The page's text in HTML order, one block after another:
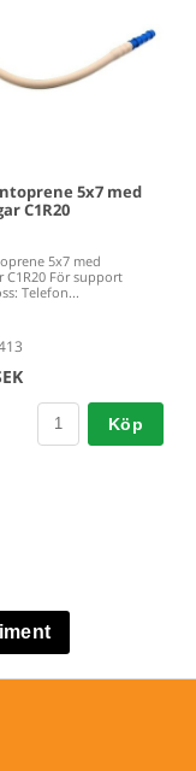
5x7 med
C1R20
5x7 med
C1R20 För support
Telefon...
Köp